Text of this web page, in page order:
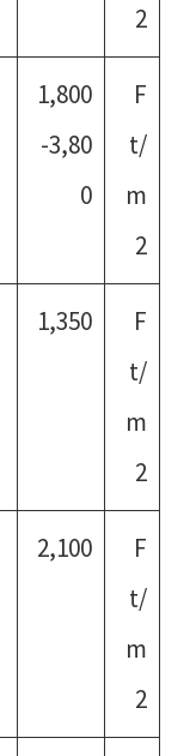
2
1,800
-3,80
0
F
t/
m
2
1,350
F
t/
m
2
2,100
F
t/
m
2